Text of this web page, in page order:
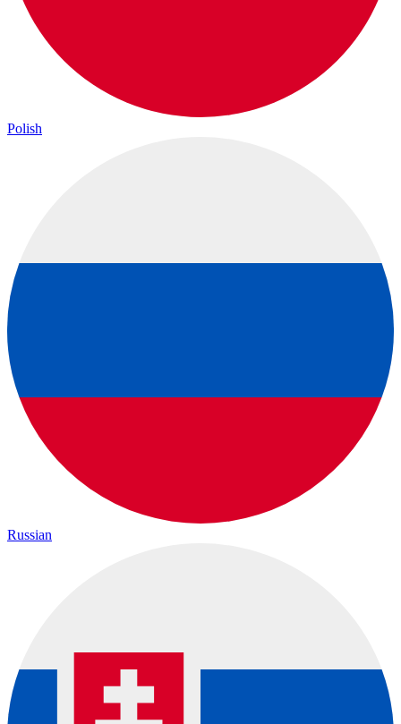
Polish
Russian